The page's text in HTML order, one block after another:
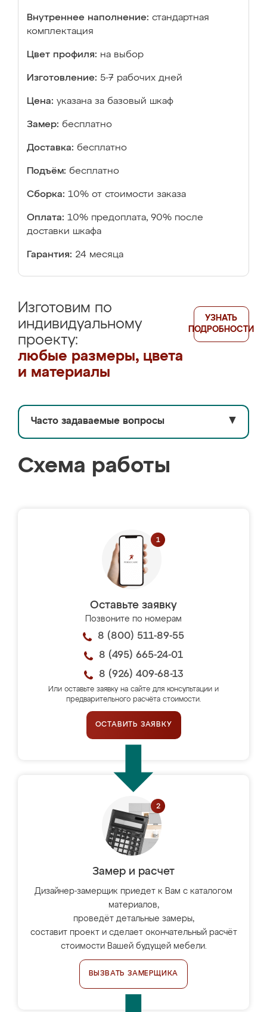
Внутреннее наполнение: стандартная
комплектация
Цвет профиля: на выбор
Изготовление: 5-7 рабочих дней
Цена: указана за базовый шкаф
Замер: бесплатно
Доставка: бесплатно
Подъём: бесплатно
Сборка: 10% от стоимости заказа
Оплата: 10% предоплата, 90% после
доставки шкафа
Гарантия: 24 месяца
Изготовим по
индивидуальному
проекту:
любые размеры, цвета
и материалы
УЗНАТЬ
ПОДРОБНОСТИ
Часто задаваемые вопросы ▼
Схема работы
Оставьте заявку
Позвоните по номерам
8 (800) 511-89-55
8 (495) 665-24-01
8 (926) 409-68-13
Или оставьте заявку на сайте для консультации и
предварительного расчёта стоимости.
ОСТАВИТЬ ЗАЯВКУ
Замер и расчет
Дизайнер-замерщик приедет к Вам с каталогом
материалов,
проведёт детальные замеры,
составит проект и сделает окончательный расчёт
стоимости Вашей будущей мебели.
ВЫЗВАТЬ ЗАМЕРЩИКА